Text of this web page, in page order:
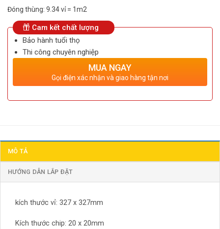
Đóng thùng: 9.34 vỉ = 1m2
Cam kết chất lượng
Bảo hành tuổi thọ
Thi công chuyên nghiệp
MUA NGAY
Gọi điện xác nhận và giao hàng tận nơi
MÔ TẢ
HƯỚNG DẪN LẮP ĐẶT
kích thước vỉ: 327 x 327mm
Kích thước chip: 20 x 20mm